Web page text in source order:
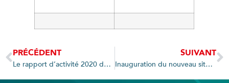
PRÉCÉDENT
Le rapport d’activité 2020 de Syan’Chaleur est en ligne
SUIVANT
Inauguration du nouveau site 4G Multi-Opérateurs au Grand-Bornand